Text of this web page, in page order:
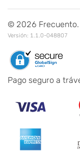
© 2026
Versión: 1.1.0-048807
Pago seguro a